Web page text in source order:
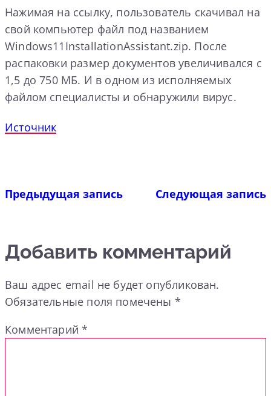
Нажимая на ссылку, пользователь скачивал на
свой компьютер файл под названием
Windows11InstallationAssistant.zip. После
распаковки размер документов увеличивался с
1,5 до 750 МБ. И в одном из исполняемых
файлом специалисты и обнаружили вирус.
Источник
Предыдущая запись Следующая запись
Добавить комментарий
Ваш адрес email не будет опубликован.
Обязательные поля помечены *
Комментарий*